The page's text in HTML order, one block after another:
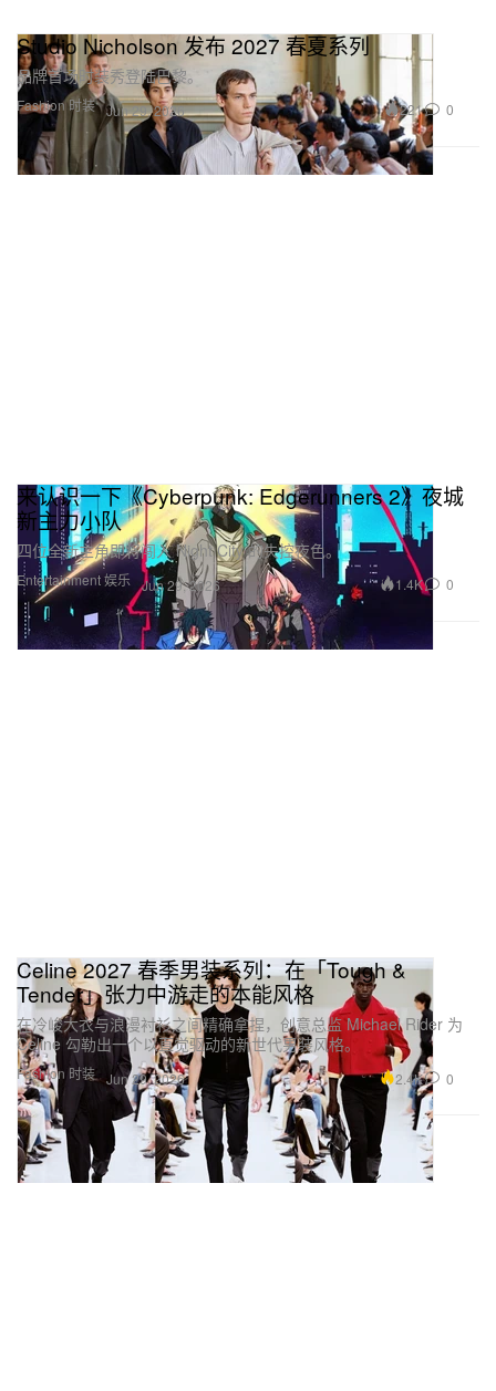
Fashion 时装
Studio Nicholson 发布 2027 春夏系列
品牌首场时装秀登陆巴黎。
Jun 29, 2026 221 0
Entertainment 娱乐
来认识一下《Cyberpunk: Edgerunners 2》夜城
新主力小队
四位全新主角即将闯入 Night City 的失控夜色。
Jun 29, 2026 1.4K 0
Fashion 时装
Celine 2027 春季男装系列：在「Tough &
Tender」张力中游走的本能风格
在冷峻大衣与浪漫衬衫之间精确拿捏，创意总监 Michael Rider 为
Celine 勾勒出一个以直觉驱动的新世代男装风格。
Jun 29, 2026 2.4K 0